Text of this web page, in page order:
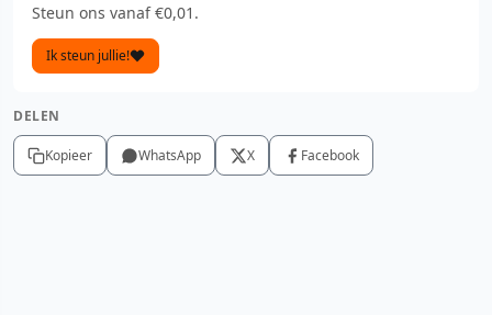
Steun ons vanaf €0,01.
Ik steun jullie!
DELEN
Kopieer WhatsApp X Facebook